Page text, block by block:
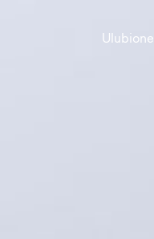
Ulubione